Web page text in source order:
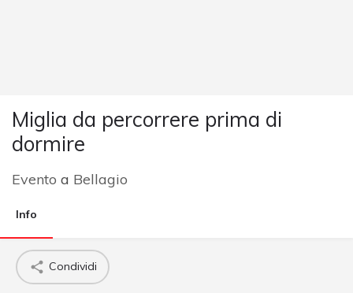
Miglia da percorrere prima di
dormire
Evento a Bellagio
Info
Condividi